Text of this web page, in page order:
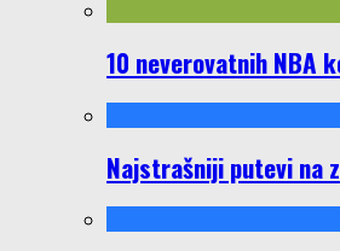
10 neverovatnih NBA
Najstrašniji putevi na